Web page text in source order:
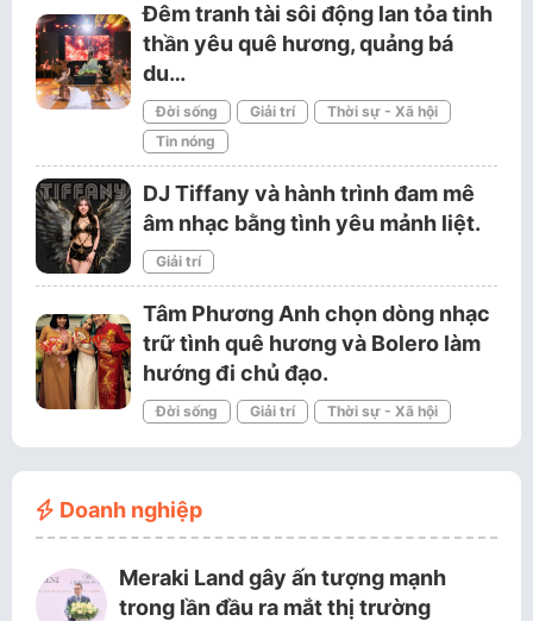
Đêm tranh tài sôi động lan tỏa tinh
thần yêu quê hương, quảng bá
du…
Đời sống Giải trí
Thời sự - Xã hội
Tin nóng
DJ Tiffany và hành trình đam mê
âm nhạc bằng tình yêu mảnh liệt.
Giải trí
Tâm Phương Anh chọn dòng nhạc
trữ tình quê hương và Bolero làm
hướng đi chủ đạo.
Đời sống Giải trí Thời sự - Xã hội
Doanh nghiệp
Meraki Land gây ấn tượng mạnh
trong lần đầu ra mắt thị trường